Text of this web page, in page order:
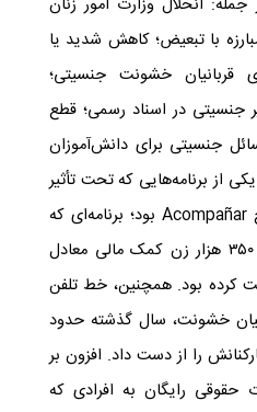
انحلال وزارت امور زنان
با تبعیض؛ کاهش شدید یا
قربانیان خشونت جنسیتی؛
جنسیتی در اسناد رسمی؛ قطع
جنسیتی برای دانش‌آموزان
از برنامه‌هایی که تحت تأثیر
این سیاست‌ها قرار گرفت، طرح Acompañar بود؛ برنامه‌ای که
پیش از قطع بودجه، به حدود ۳۵۰ هزار زن کمک مالی معادل
کرده بود. همچنین، خط تلفن
خشونت، سال گذشته حدود
را از دست داد. افزون بر
حقوقی رایگان به افرادی که